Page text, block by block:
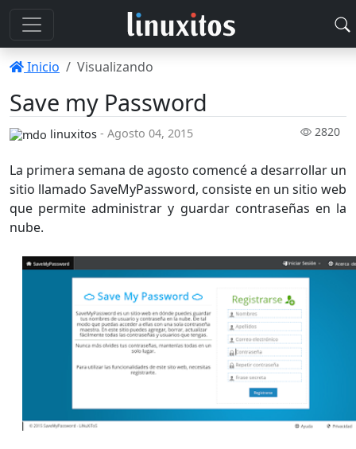
Inicio Visualizando
Save my Password
linuxitos - Agosto 04, 2015 2820
La primera semana de agosto comencé a desarrollar un
sitio llamado SaveMyPassword, consiste en un sitio web
que permite administrar y guardar contraseñas en la
nube.